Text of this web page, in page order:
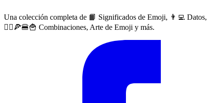
Una colección completa de 📙 Significados de Emoji, 👨‍💻 Datos,
🙅‍♀️🍕🍔🍟 Combinaciones, Arte de Emoji y más.